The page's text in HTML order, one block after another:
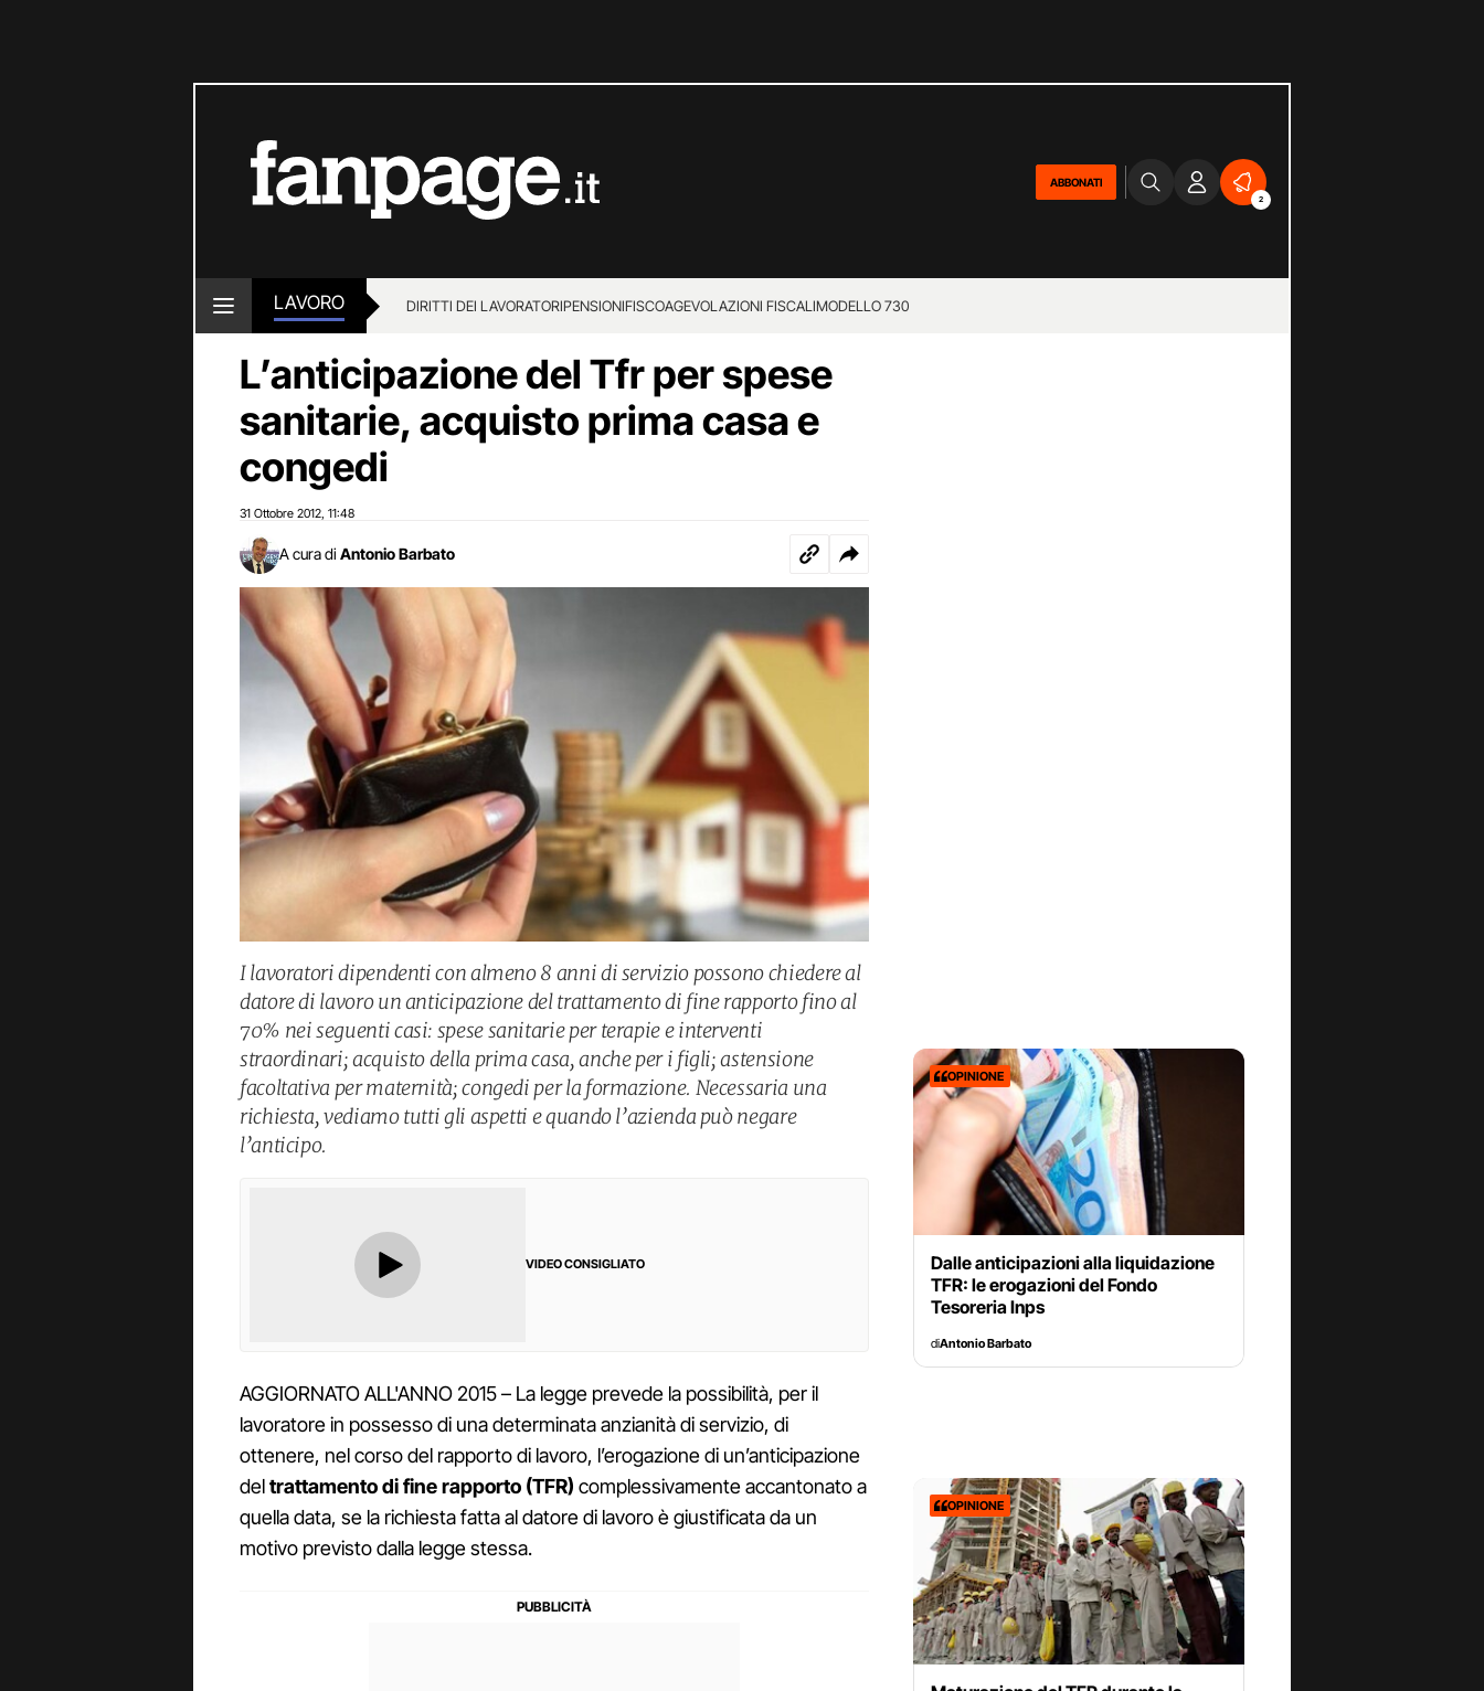
ABBONATI
2
LAVORO DIRITTI DEI LAVORATORIPENSIONIFISCOAGEVOLAZIONI FISCALIMODELLO 730
L’anticipazione del Tfr per spese
sanitarie, acquisto prima casa e
congedi
31 Ottobre 2012 11:48
A cura di Antonio Barbato
I lavoratori dipendenti con almeno 8 anni di servizio possono chiedere al
datore di lavoro un anticipazione del trattamento di fine rapporto fino al
70% nei seguenti casi: spese sanitarie per terapie e interventi
straordinari; acquisto della prima casa, anche per i figli; astensione
facoltativa per maternità; congedi per la formazione. Necessaria una
richiesta, vediamo tutti gli aspetti e quando l’azienda può negare
l’anticipo.
VIDEO CONSIGLIATO
AGGIORNATO ALL'ANNO 2015 – La legge prevede la possibilità, per il
lavoratore in possesso di una determinata anzianità di servizio, di
ottenere, nel corso del rapporto di lavoro, l’erogazione di un’anticipazione
deltrattamento di fine rapporto (TFR) complessivamente accantonato a
quella data, se la richiesta fatta al datore di lavoro è giustificata da un
motivo previsto dalla legge stessa.
OPINIONE
Dalle anticipazioni alla liquidazione
TFR: le erogazioni del Fondo
Tesoreria Inps
diAntonio Barbato
OPINIONE